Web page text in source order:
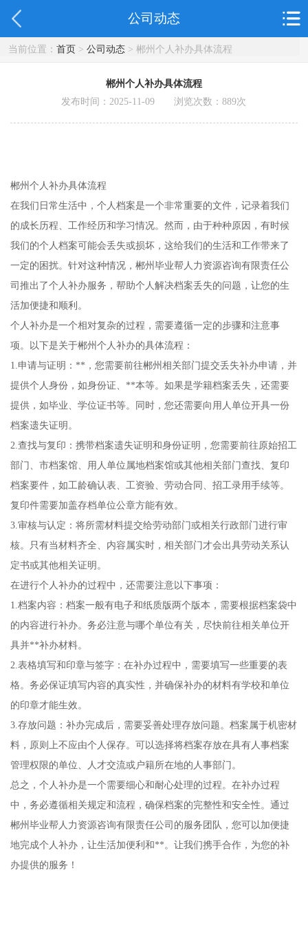
公司动态
当前位置： 首页> 公司动态> 郴州个人补办具体流程
郴州个人补办具体流程
发布时间：2025-11-09 浏览次数：889次
郴州个人补办具体流程
在我们日常生活中，个人档案是一个非常重要的文件，记录着我们
的成长历程、工作经历和学习情况。然而，由于种种原因，有时候
我们的个人档案可能会丢失或损坏，这给我们的生活和工作带来了
一定的困扰。针对这种情况，郴州毕业帮人力资源咨询有限责任公
司推出了个人补办服务，帮助个人解决档案丢失的问题，让您的生
活加便捷和顺利。
个人补办是一个相对复杂的过程，需要遵循一定的步骤和注意事
项。以下是关于郴州个人补办的具体流程：
1.申请与证明：**，您需要前往郴州相关部门提交丢失补办申请，并
提供个人身份，如身份证、**本等。如果是学籍档案丢失，还需要
提供，如毕业、学位证书等。同时，您还需要向用人单位开具一份
档案遗失证明。
2.查找与复印：携带档案遗失证明和身份证明，您需要前往原始招工
部门、市档案馆、用人单位属地档案馆或其他相关部门查找、复印
档案要件，如工龄确认表、工资验、劳动合同、招工录用手续等。
复印件需要加盖存档单位公章方能有效。
3.审核与认定：将所需材料提交给劳动部门或相关行政部门进行审
核。只有当材料齐全、内容属实时，相关部门才会出具劳动关系认
定书或其他相关证明。
在进行个人补办的过程中，还需要注意以下事项：
1.档案内容：档案一般有电子和纸质版两个版本，需要根据档案袋中
的内容进行补办。务必注意与哪个单位有关，尽快前往相关单位开
具并**补办材料。
2.表格填写和印章与签字：在补办过程中，需要填写一些重要的表
格。务必保证填写内容的真实性，并确保补办的材料有学校和单位
的印章才能生效。
3.存放问题：补办完成后，需要妥善处理存放问题。档案属于机密材
料，原则上不应由个人保存。可以选择将档案存放在具有人事档案
管理权限的单位、人才交流或户籍所在地的人事部门。
总之，个人补办是一个需要细心和耐心处理的过程。在补办过程
中，务必遵循相关规定和流程，确保档案的完整性和安全性。通过
郴州毕业帮人力资源咨询有限责任公司的服务团队，您可以加便捷
地完成个人补办，让生活加便利和**。让我们携手合作，为您的补
办提供的服务！